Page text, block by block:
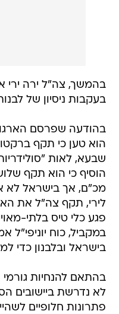
בהמשך, צה"ל ירה ירי
בעקבות ניסיון של
בהודעה שפרסם
הוא טען כי תקף
שבעא, לאות
הוסיף כי הוא תקף
מכ"ם, אך בישראל לא
לירי, תקף צה"ל את
פגע כלי טיס בלתי-
במקביל, כוח
בישראל ובלבנון כדי
בהתאם להנחיות גורמי
לא נדרשת ביישובים
פתרונות חלופיים